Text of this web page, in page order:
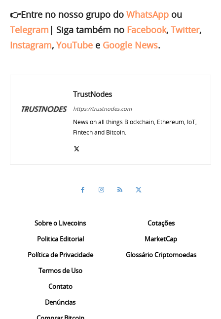
👉Entre no nosso grupo do WhatsApp ou
Telegram | Siga também no Facebook, Twitter,
Instagram, YouTube e Google News.
TrustNodes
https://trustnodes.com
News on all things Blockchain, Ethereum, IoT,
Fintech and Bitcoin.
Sobre o Livecoins
Politica Editorial
Política de Privacidade
Termos de Uso
Contato
Denúncias
Cotações
MarketCap
Glossário Criptomoedas